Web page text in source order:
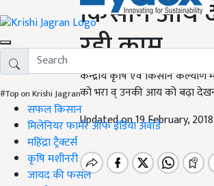
#Top on Krishi Jagran
सफल किसान
मिलेनियर फार्मर ऑफ इंडिया अवॉर्ड
महिंद्रा ट्रैक्टर्स
कृषि मशीनरी
जायद की फसल
किसान आय
रही काम
केंन्द्रीय कृषि एवं किसान कल्याण
को भरा व् उनकी आय को बढ़ा
Updated on 19 February,